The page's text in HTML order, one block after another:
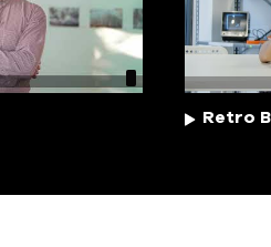
Retro